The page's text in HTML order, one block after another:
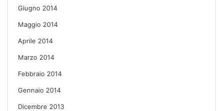
Giugno 2014
Maggio 2014
Aprile 2014
Marzo 2014
Febbraio 2014
Gennaio 2014
Dicembre 2013